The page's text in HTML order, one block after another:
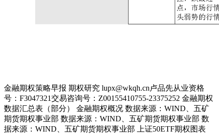
金融期权策略早报 期权研究 lupx@wkqh.cn卢品先从业资格
号：F3047321交易咨询号：Z00155410755-23375252 金融期权
数据汇总表（部分） 金融期权概况 数据来源：WIND、五矿
期货期权事业部 数据来源：WIND、五矿期货期权事业部 数
据来源：WIND、五矿期货期权事业部 上证50ETF期权图表